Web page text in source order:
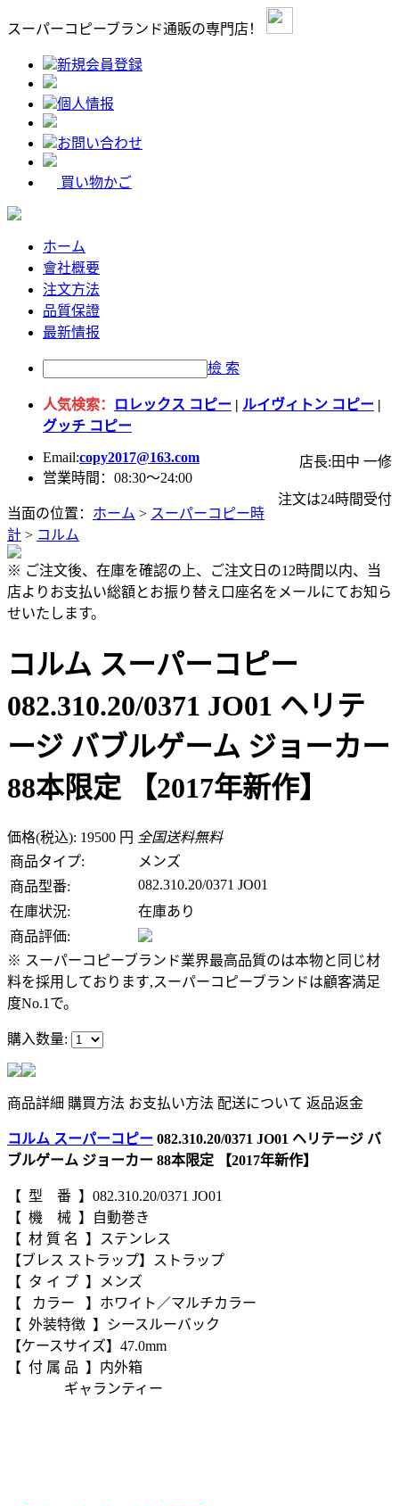
スーパーコピーブランド通販の専門店！
新規会員登録
個人情报
お問い合わせ
買い物かご
ホーム
會社概要
注文方法
品質保證
最新情报
檢 索
人気検索： ロレックス コピー | ルイヴィトン コピー |
グッチ コピー
Email:copy2017@163.com
店長:田中 一修
営業時間：08:30～24:00
注文は24時間受付
当面の位置： ホーム > スーパーコピー時
計 > コルム
※ ご注文後、在庫を確認の上、ご注文日の12時間以内、当
店よりお支払い総額とお振り替え口座名をメールにてお知ら
せいたします。
コルム スーパーコピー
082.310.20/0371 JO01 ヘリテ
ージ バブルゲーム ジョーカー
88本限定 【2017年新作】
価格(税込): 19500 円 全国送料無料
商品タイプ:
メンズ
商品型番:
082.310.20/0371 JO01
在庫状況:
在庫あり
商品評価:
※ スーパーコピーブランド業界最高品質のは本物と同じ材
料を採用しております,スーパーコピーブランドは顧客満足
度No.1で。
購入数量:
商品詳細 購買方法 お支払い方法 配送について 返品返金
コルム スーパーコピー 082.310.20/0371 JO01 ヘリテージ バ
ブルゲーム ジョーカー 88本限定 【2017年新作】
【 型 番 】082.310.20/0371 JO01
【 機 械 】自動巻き
【 材 質 名 】ステンレス
【ブレス ストラップ】ストラップ
【 タ イ プ 】メンズ
【 カラー 】ホワイト／マルチカラー
【 外装特徴 】シースルーバック
【ケースサイズ】47.0mm
【 付 属 品 】内外箱
ギャランティー